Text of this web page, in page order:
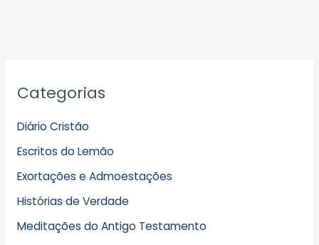
Categorias
Diário Cristão
Escritos do Lemão
Exortações e Admoestações
Histórias de Verdade
Meditações do Antigo Testamento
r
i
v
o
s